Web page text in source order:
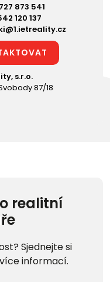
873 541
120 137
s.r.o.
87/18
realitní
Sjednejte si
informací.